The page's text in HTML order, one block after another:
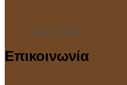
Ιούλ 7, 2025
Επικοινωνία